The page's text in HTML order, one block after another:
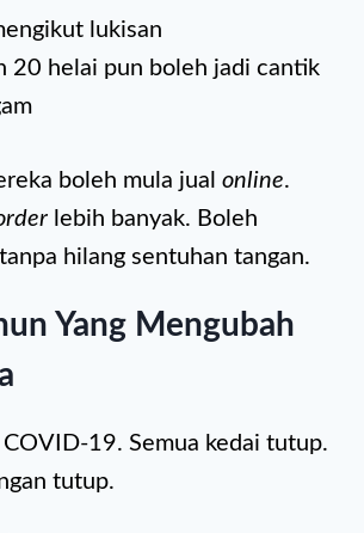
lukisan
20 helai pun boleh jadi cantik
boleh mula jual online.
lebih banyak. Boleh
hilang sentuhan tangan.
Yang Mengubah
COVID-19. Semua kedai tutup.
tutup.